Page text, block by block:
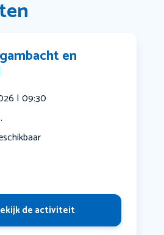
en
| 09:30
de activiteit